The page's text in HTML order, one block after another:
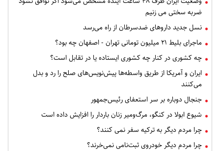
ضربه سختی می زنیم
نسل جدید داروهای ضدسرطان از راه می‌رسد
ماجرای بلیط ۲۱ میلیون تومانی تهران - اصفهان چه بود؟
چه کشوری در کنار چه کشوری ایستاده یا در تقابل است؟
ایران و آمریکا از طریق واسطه‌ها پیش‌نویس‌های صلح را رد و بدل
می‌کنند
جنجال دوباره بر سر استعفای رئیس‌جمهور
شیوع ابولا در کنگو، مرگ‌ومیر زنان باردار را افزایش داده است
چرا مردم دیگر به ترکیه سفر نمی کنند؟
چرا مردم دیگر خودروی ثبت‌نامی نمی‌خرند؟